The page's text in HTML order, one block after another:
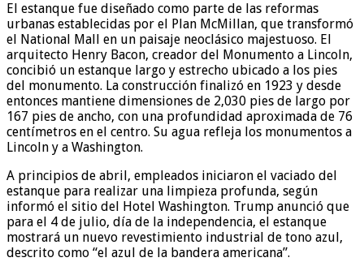
El estanque fue diseñado como parte de las reformas
urbanas establecidas por el Plan McMillan, que transformó
el National Mall en un paisaje neoclásico majestuoso. El
arquitecto Henry Bacon, creador del Monumento a Lincoln,
concibió un estanque largo y estrecho ubicado a los pies
del monumento. La construcción finalizó en 1923 y desde
entonces mantiene dimensiones de 2,030 pies de largo por
167 pies de ancho, con una profundidad aproximada de 76
centímetros en el centro. Su agua refleja los monumentos a
Lincoln y a Washington.
A principios de abril, empleados iniciaron el vaciado del
estanque para realizar una limpieza profunda, según
informó el sitio del Hotel Washington. Trump anunció que
para el 4 de julio, día de la independencia, el estanque
mostrará un nuevo revestimiento industrial de tono azul,
descrito como “el azul de la bandera americana”.